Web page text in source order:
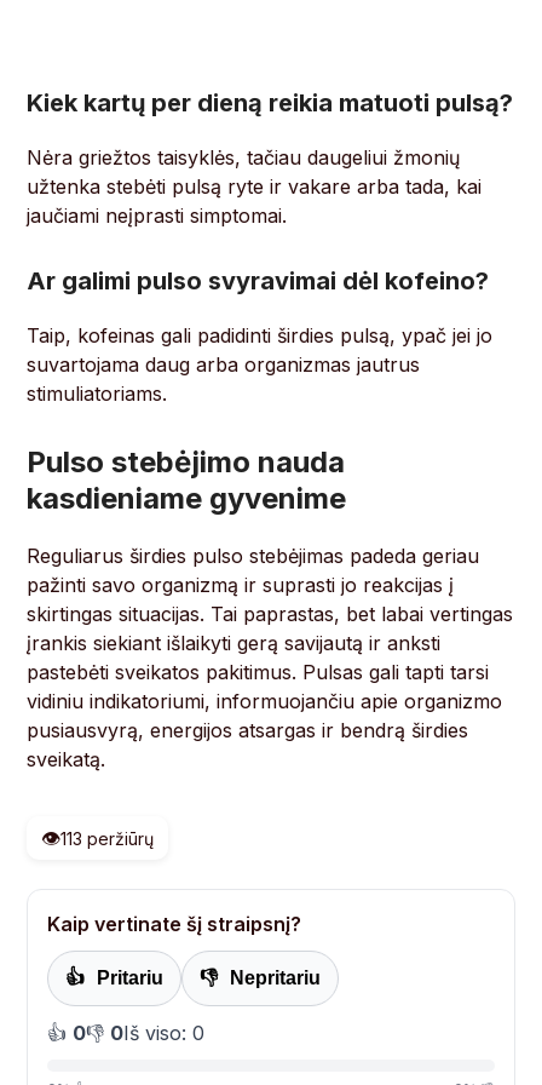
Kiek kartų per dieną reikia matuoti pulsą?
Nėra griežtos taisyklės, tačiau daugeliui žmonių
užtenka stebėti pulsą ryte ir vakare arba tada, kai
jaučiami neįprasti simptomai.
Ar galimi pulso svyravimai dėl kofeino?
Taip, kofeinas gali padidinti širdies pulsą, ypač jei jo
suvartojama daug arba organizmas jautrus
stimuliatoriams.
Pulso stebėjimo nauda
kasdieniame gyvenime
Reguliarus širdies pulso stebėjimas padeda geriau
pažinti savo organizmą ir suprasti jo reakcijas į
skirtingas situacijas. Tai paprastas, bet labai vertingas
įrankis siekiant išlaikyti gerą savijautą ir anksti
pastebėti sveikatos pakitimus. Pulsas gali tapti tarsi
vidiniu indikatoriumi, informuojančiu apie organizmo
pusiausvyrą, energijos atsargas ir bendrą širdies
sveikatą.
👁️113 peržiūrų
Kaip vertinate šį straipsnį?
👍 Pritariu 👎 Nepritariu
👍 0👎 0Iš viso: 0